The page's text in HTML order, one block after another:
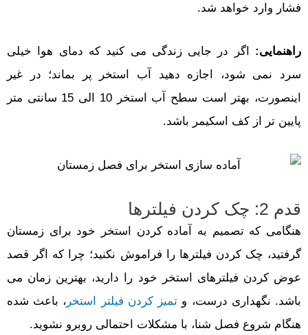
فشار وارد خواهد شد.
راهنمایی: اگر در جایی زندگی می کنید که دمای هوا خیلی
سرد نمی شود، اجازه دهید آب استخر پر بماند؛ در غیر
اینصورت، بهتر است سطح آب استخر 10 الی 15 سانتی متر
پایین تر از کف اسکیمر باشد.
قدم 2: چک کردن فیلترها
هنگامی که تصمیم به آماده کردن استخر خود برای زمستان
گرفتید، چک کردن فیلترها را فراموش نکنید؛ چرا که اگر قصد
عوض کردن فیلترهای استخر خود را دارید، بهترین زمان می
باشد. نگهداری درست، و تمیز کردن فیلتر استخر ، باعث شده
هنگام شروع فصل شنا، با مشکلات احتمالی روبرو نشوید.